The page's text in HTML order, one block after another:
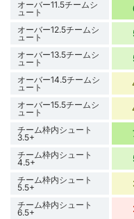
オーバー11.5チームシ
ュート
オーバー12.5チームシ
ュート
オーバー13.5チームシ
ュート
オーバー14.5チームシ
ュート
オーバー15.5チームシ
ュート
チーム枠内シュート
3.5+
チーム枠内シュート
4.5+
チーム枠内シュート
5.5+
チーム枠内シュート
6.5+